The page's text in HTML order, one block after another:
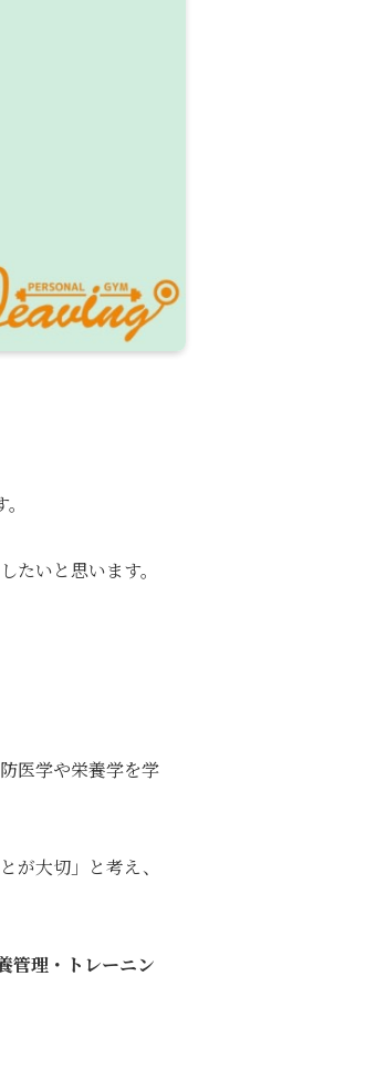
いと思います。
医学や栄養学を学
が大切」と考え、
管理・トレーニン